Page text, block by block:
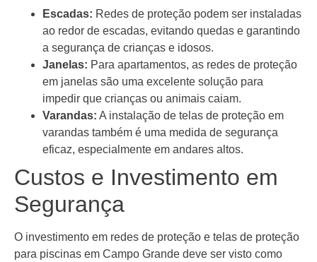
Escadas: Redes de proteção podem ser instaladas
ao redor de escadas, evitando quedas e garantindo
a segurança de crianças e idosos.
Janelas: Para apartamentos, as redes de proteção
em janelas são uma excelente solução para
impedir que crianças ou animais caiam.
Varandas: A instalação de telas de proteção em
varandas também é uma medida de segurança
eficaz, especialmente em andares altos.
Custos e Investimento em
Segurança
O investimento em redes de proteção e telas de proteção
para piscinas em Campo Grande deve ser visto como